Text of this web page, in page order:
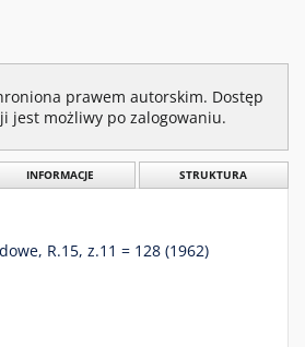
prawem autorskim. Dostęp
jest możliwy po zalogowaniu.
INFORMACJE STRUKTURA
R.15, z.11 = 128 (1962)